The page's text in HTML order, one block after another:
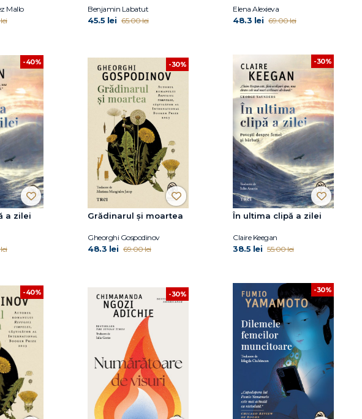
Mallo Benjamin Labatut
45.5 lei 65.00 lei
Elena Alexieva
48.3 lei 69.00 lei
-40%
a zilei
-30%
Grădinarul și moartea
Gheorghi Gospodinov
48.3 lei 69.00 lei
-30%
În ultima clipă a zilei
Claire Keegan
38.5 lei 55.00 lei
-40% -30%
-30%